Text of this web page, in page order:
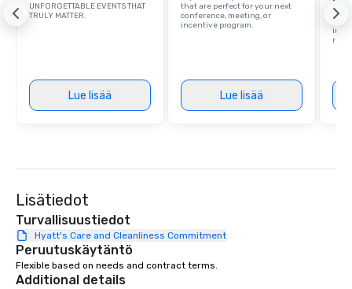
UNFORGETTABLE EVENTS THAT
TRULY MATTER.
Lue lisää
that are perfect for your next
conference, meeting, or
incentive program.
Lue lisää
Find
Lisätiedot
Turvallisuustiedot
Hyatt's Care and Cleanliness Commitment
Peruutuskäytäntö
Flexible based on needs and contract terms.
Additional details